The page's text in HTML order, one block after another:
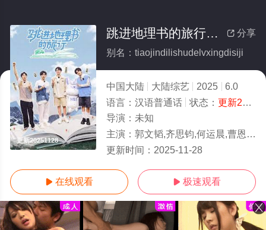
更新20251128
 分享
跳进地理书的旅行第四季
别名：tiaojindilishudelvxingdisiji
中国大陆 大陆综艺 2025
6.0
语言： 汉语普通话 状态： 更新20251128
导演： 未知
主演： 郭文韬,齐思钧,何运晨,曹恩齐,唐九洲
更新时间： 2025-11-28
 在线观看  极速观看